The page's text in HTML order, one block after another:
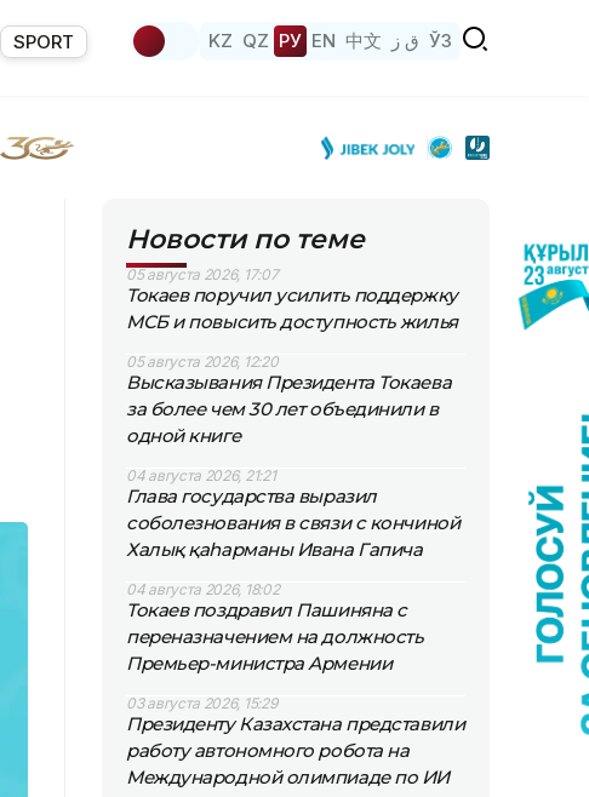
SPORT KZ QZ РУ EN 中文 ق ز ЎЗ
Новости по теме
05 августа 2026, 17:07
Токаев поручил усилить поддержку
МСБ и повысить доступность жилья
05 августа 2026, 12:20
Высказывания Президента Токаева
за более чем 30 лет объединили в
одной книге
04 августа 2026, 21:21
Глава государства выразил
соболезнования в связи с кончиной
Халық қаһарманы Ивана Гапича
04 августа 2026, 18:02
Токаев поздравил Пашиняна с
переназначением на должность
Премьер-министра Армении
03 августа 2026, 15:29
Президенту Казахстана представили
работу автономного робота на
Международной олимпиаде по ИИ